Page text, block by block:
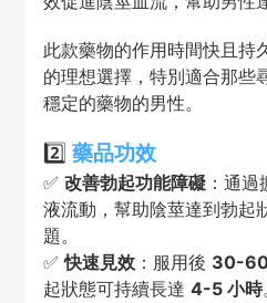
此款藥物的作用時間快且持
的理想選擇，特別適合那些
穩定的藥物的男性。
2️⃣ 藥品功效
✅ 改善勃起功能障礙：通過
液流動，幫助陰莖達到勃起
題。
✅快速見效：服用後 30-
起狀態可持續長達 4-5 小時